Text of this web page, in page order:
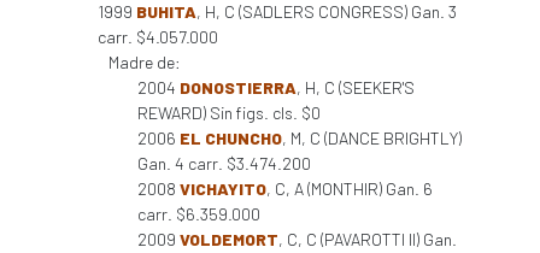
1999 BUHITA, H, C (SADLERS CONGRESS) Gan. 3
carr. $4.057.000
Madre de:
2004 DONOSTIERRA, H, C (SEEKER'S
REWARD) Sin figs. cls. $0
2006 EL CHUNCHO, M, C (DANCE BRIGHTLY)
Gan. 4 carr. $3.474.200
2008 VICHAYITO, C, A (MONTHIR) Gan. 6
carr. $6.359.000
2009 VOLDEMORT, C, C (PAVAROTTI II) Gan.